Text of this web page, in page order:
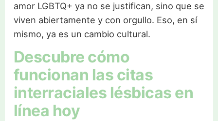
amor LGBTQ+ ya no se justifican, sino que se
viven abiertamente y con orgullo. Eso, en sí
mismo, ya es un cambio cultural.
Descubre cómo
funcionan las citas
interraciales lésbicas en
línea hoy